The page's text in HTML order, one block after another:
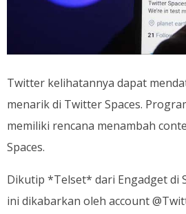
Twitter kelihatannya dapat
menarik di Twitter Spaces.
memiliki rencana menambah
Spaces.
Dikutip *Telset* dari Engadget di
ini dikabarkan oleh account